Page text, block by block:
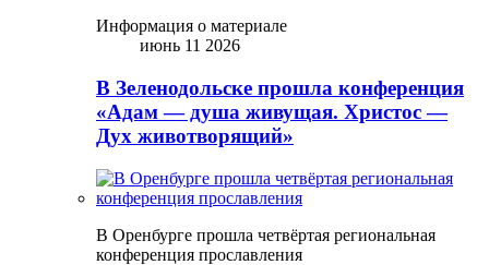
Информация о материале
июнь 11 2026
В Зеленодольске прошла конференция
«Адам — душа живущая. Христос —
Дух животворящий»
В Оренбурге прошла четвёртая региональная
конференция прославления